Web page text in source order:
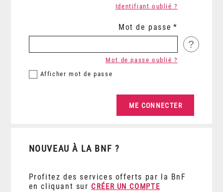
Identifiant oublié ?
Mot de passe
?
Afficher mot de passe
Mot de passe oublié ?
NOUVEAU À LA BNF ?
Profitez des services offerts par la BnF
en cliquant sur CRÉER UN COMPTE